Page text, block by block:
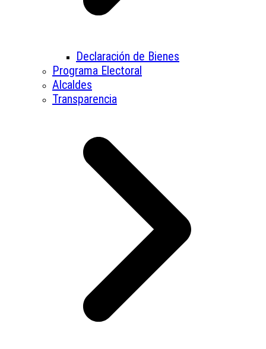
Declaración de Bienes
Programa Electoral
Alcaldes
Transparencia